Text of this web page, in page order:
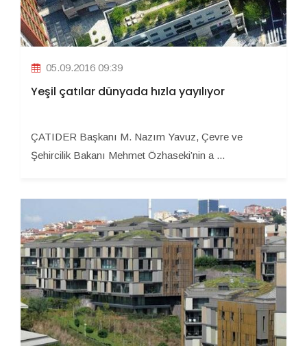
05.09.2016 09:39
Yeşil çatılar dünyada hızla yayılıyor
ÇATIDER Başkanı M. Nazım Yavuz, Çevre ve
Şehircilik Bakanı Mehmet Özhaseki’nin a ...